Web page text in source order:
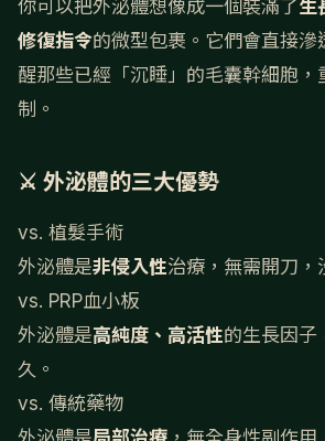
你可以把外泌體想像成一個裝滿了生
修復指令的微型包裹。它們會直接滲
醒那些已經「沉睡」的毛囊幹細胞，
制。
⚔️ 外泌體的三大優勢
vs. 植髮手術
外泌體是非侵入性治療，無需開刀，
vs. PRP血小板
外泌體是高純度、高活性的生長因子
久。
vs. 傳統藥物